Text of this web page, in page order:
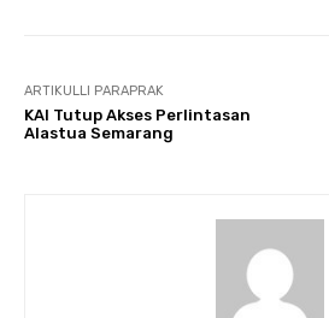
ARTIKULLI PARAPRAK
KAI Tutup Akses Perlintasan
Alastua Semarang